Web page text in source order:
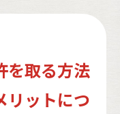
を取る方法
リットにつ